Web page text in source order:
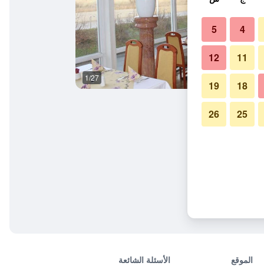
1/27
الموقع الأسئلة الشائعة
4
5
11
12
18
19
25
26